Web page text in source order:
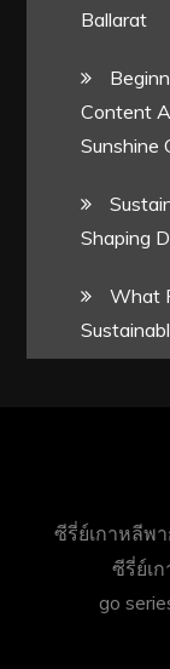
Ballarat
Content
Sunshine
Shaping
What
ซีรี่ย์เกาหลีพ
ซีรี่ย์เ
go